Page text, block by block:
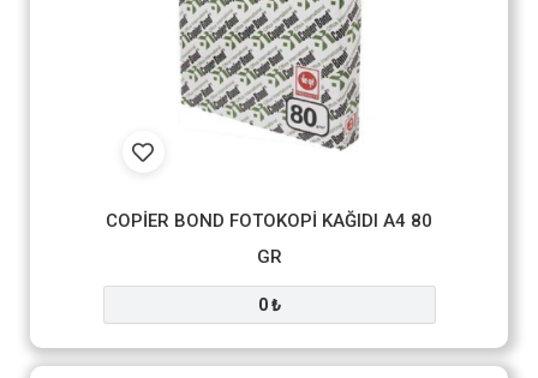
COPİER BOND FOTOKOPİ KAĞIDI A4 80
GR
0 ₺